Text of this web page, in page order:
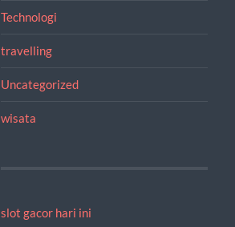
Technologi
travelling
Uncategorized
wisata
slot gacor hari ini